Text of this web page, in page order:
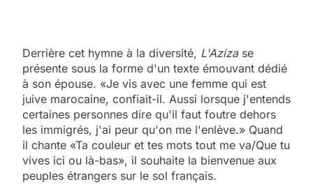
Derrière cet hymne à la diversité, L'Azizase
présente sous la forme d'un texte émouvant dédié
à son épouse. «Je vis avec une femme qui est
juive marocaine, confiait-il. Aussi lorsque j'entends
certaines personnes dire qu'il faut foutre dehors
les immigrés, j'ai peur qu'on me l'enlève.» Quand
il chante «Ta couleur et tes mots tout me va/Que tu
vives ici ou là-bas», il souhaite la bienvenue aux
peuples étrangers sur le sol français.